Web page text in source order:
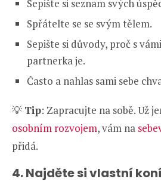
Sepište si seznam svých
Spřátelte se se svým tělem.
Sepište si důvody, proč s
partnerka je.
Často a nahlas sami sebe
💡 Tip: Zapracujte na sobě. Už
osobním rozvojem, vám na
přidá.
4. Najděte si vlastní